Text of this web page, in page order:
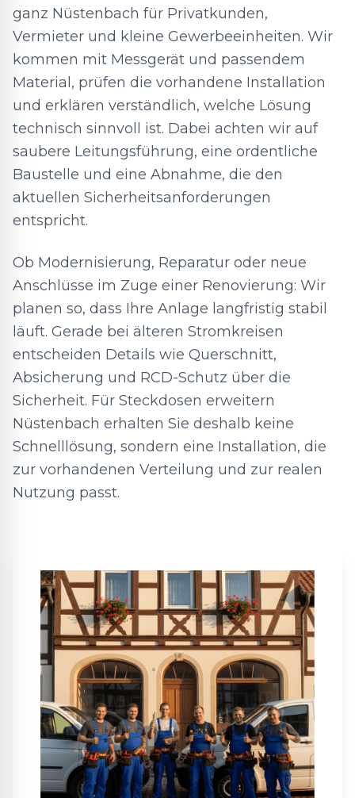
ganz Nüstenbach für Privatkunden,
Vermieter und kleine Gewerbeeinheiten. Wir
kommen mit Messgerät und passendem
Material, prüfen die vorhandene Installation
und erklären verständlich, welche Lösung
technisch sinnvoll ist. Dabei achten wir auf
saubere Leitungsführung, eine ordentliche
Baustelle und eine Abnahme, die den
aktuellen Sicherheitsanforderungen
entspricht.
Ob Modernisierung, Reparatur oder neue
Anschlüsse im Zuge einer Renovierung: Wir
planen so, dass Ihre Anlage langfristig stabil
läuft. Gerade bei älteren Stromkreisen
entscheiden Details wie Querschnitt,
Absicherung und RCD-Schutz über die
Sicherheit. Für Steckdosen erweitern
Nüstenbach erhalten Sie deshalb keine
Schnelllösung, sondern eine Installation, die
zur vorhandenen Verteilung und zur realen
Nutzung passt.